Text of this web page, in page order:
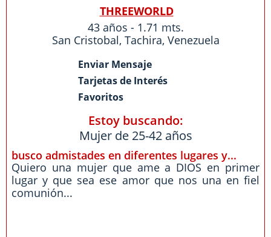
THREEWORLD
43 años - 1.71 mts.
San Cristobal, Tachira, Venezuela
Enviar Mensaje
Tarjetas de Interés
Favoritos
Estoy buscando:
Mujer de 25-42 años
busco admistades en diferentes lugares y...
Quiero una mujer que ame a DIOS en primer
lugar y que sea ese amor que nos una en fiel
comunión...